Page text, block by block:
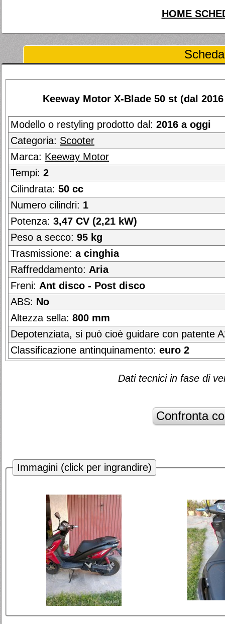
HOME
Keeway Motor X-Blade 50 st (dal
Modello o restyling prodotto dal: 2016 a oggi
Categoria: Scooter
Marca: Keeway Motor
Tempi: 2
Cilindrata: 50 cc
Numero cilindri: 1
Potenza: 3,47 CV (2,21 kW)
Peso a secco: 95 kg
Trasmissione: a cinghia
Raffreddamento: Aria
Freni: Ant disco - Post disco
ABS: No
Altezza sella: 800 mm
Depotenziata, si può cioè guidare con patente
Classificazione antinquinamento: euro 2
Dati tecnici in fase di
Immagini (click per ingrandire)